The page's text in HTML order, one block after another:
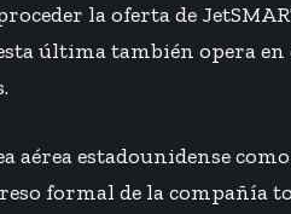
la oferta de
última también opera en
estadounidense
formal de la compañía